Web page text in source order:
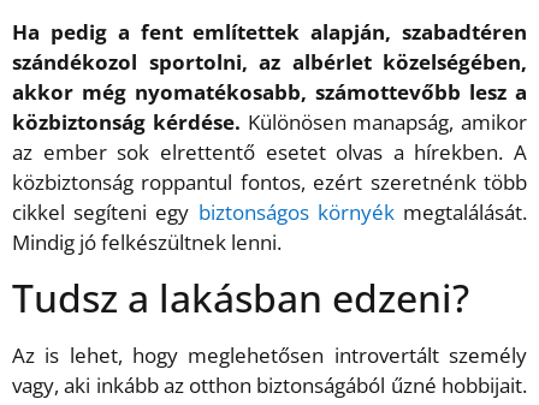
Ha pedig a fent említettek alapján, szabadtéren
szándékozol sportolni, az albérlet közelségében,
akkor még nyomatékosabb, számottevőbb lesz a
közbiztonság kérdése. Különösen manapság, amikor
az ember sok elrettentő esetet olvas a hírekben. A
közbiztonság roppantul fontos, ezért szeretnénk több
cikkel segíteni egy biztonságos környékmegtalálását.
Mindig jó felkészültnek lenni.
Tudsz a lakásban edzeni?
Az is lehet, hogy meglehetősen introvertált személy
vagy, aki inkább az otthon biztonságából űzné hobbijait.